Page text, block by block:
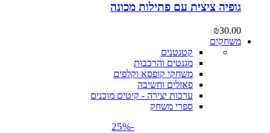
גופיה ציצית עם פתילות מכונה
₪30.00
משחקים
קטנטנים
מגנטים והרכבות
משחקי קופסא וקלפים
פאזלים וחשיבה
ערכות יצירה - קיטים מוכנים
ספרי משחק
-25%